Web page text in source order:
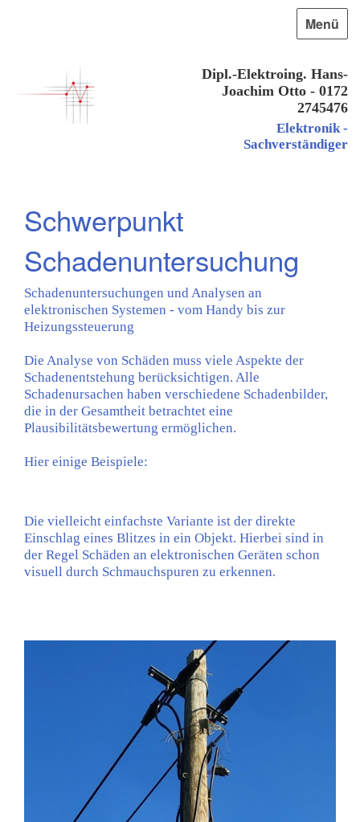
Dipl.-Elektroing. Hans-
Joachim Otto - 0172
2745476
Elektronik -
Sachverständiger
Menü
Schwerpunkt
Schadenuntersuchung
Schadenuntersuchungen und Analysen an
elektronischen Systemen - vom Handy bis zur
Heizungssteuerung
Die Analyse von Schäden muss viele Aspekte der
Schadenentstehung berücksichtigen. Alle
Schadenursachen haben verschiedene Schadenbilder,
die in der Gesamtheit betrachtet eine
Plausibilitätsbewertung ermöglichen.
Hier einige Beispiele:
Die vielleicht einfachste Variante ist der direkte
Einschlag eines Blitzes in ein Objekt. Hierbei sind in
der Regel Schäden an elektronischen Geräten schon
visuell durch Schmauchspuren zu erkennen.